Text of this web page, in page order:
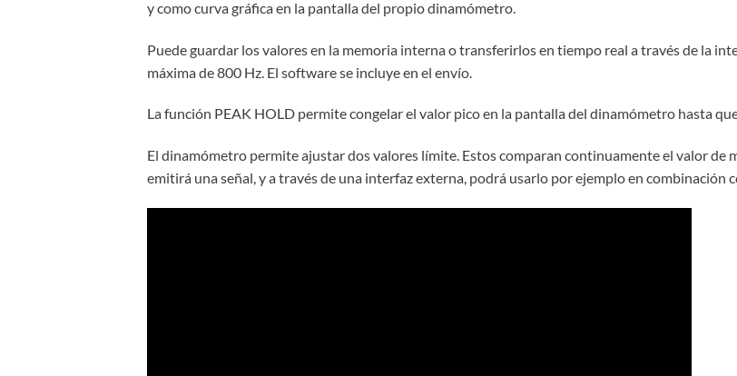
y como curva gráfica en la pantalla del propio dinamómetro.
Puede guardar los valores en la memoria interna o transferirlos en tiempo real a través de la
máxima de 800 Hz. El software se incluye en el envío.
La función PEAK HOLD permite congelar el valor pico en la pantalla del dinamómetro hasta
El dinamómetro permite ajustar dos valores límite. Estos comparan continuamente el valor de
emitirá una señal, y a través de una interfaz externa, podrá usarlo por ejemplo en combinación